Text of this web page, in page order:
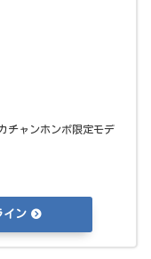
チャンホンポ限定モデ
イン